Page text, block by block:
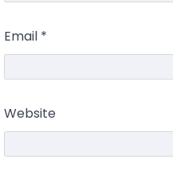
Email *
Website